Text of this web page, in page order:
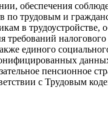
обеспечения
по трудовым и
в
требований
единого
пенсионное
с Трудовым